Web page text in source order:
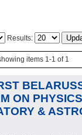
Results:
items 1-1 of 1
ON
&